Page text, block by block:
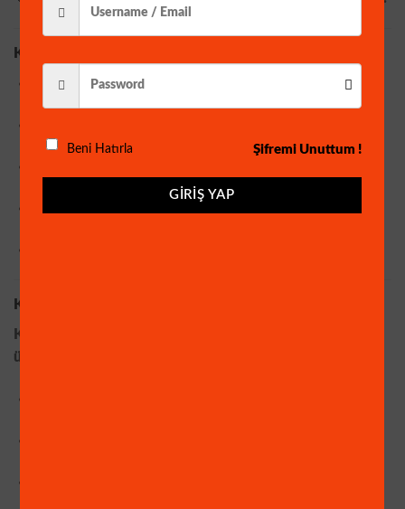
Kullanım Alanları
Ev ve işyeri güvenliği
Kullanım Kolaylığı
Kameranın kurulumu oldukça basittir. Mobil uygulama
üzerinden:
Beni Hatırla Şifremi Unuttum !
GIRIŞ YAP